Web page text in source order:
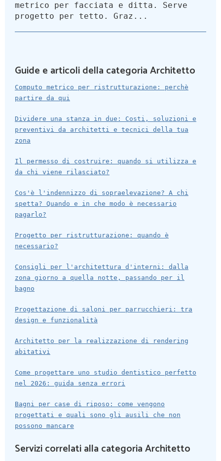
metrico per facciata e ditta. Serve
progetto per tetto. Graz...
Guide e articoli della categoria Architetto
Computo metrico per ristrutturazione: perchè
partire da qui
Dividere una stanza in due: Costi, soluzioni e
preventivi da architetti e tecnici della tua
zona
Il permesso di costruire: quando si utilizza e
da chi viene rilasciato?
Cos'è l'indennizzo di sopraelevazione? A chi
spetta? Quando e in che modo è necessario
pagarlo?
Progetto per ristrutturazione: quando è
necessario?
Consigli per l'architettura d'interni: dalla
zona giorno a quella notte, passando per il
bagno
Progettazione di saloni per parrucchieri: tra
design e funzionalità
Architetto per la realizzazione di rendering
abitativi
Come progettare uno studio dentistico perfetto
nel 2026: guida senza errori
Bagni per case di riposo: come vengono
progettati e quali sono gli ausili che non
possono mancare
Servizi correlati alla categoria Architetto